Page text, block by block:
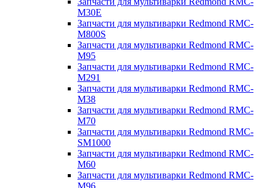
M30E
Запчасти для мультиварки Redmond RMC-
M800S
Запчасти для мультиварки Redmond RMC-
M95
Запчасти для мультиварки Redmond RMC-
M291
Запчасти для мультиварки Redmond RMC-
M38
Запчасти для мультиварки Redmond RMC-
M70
Запчасти для мультиварки Redmond RMC-
SM1000
Запчасти для мультиварки Redmond RMC-
M60
Запчасти для мультиварки Redmond RMC-
M96